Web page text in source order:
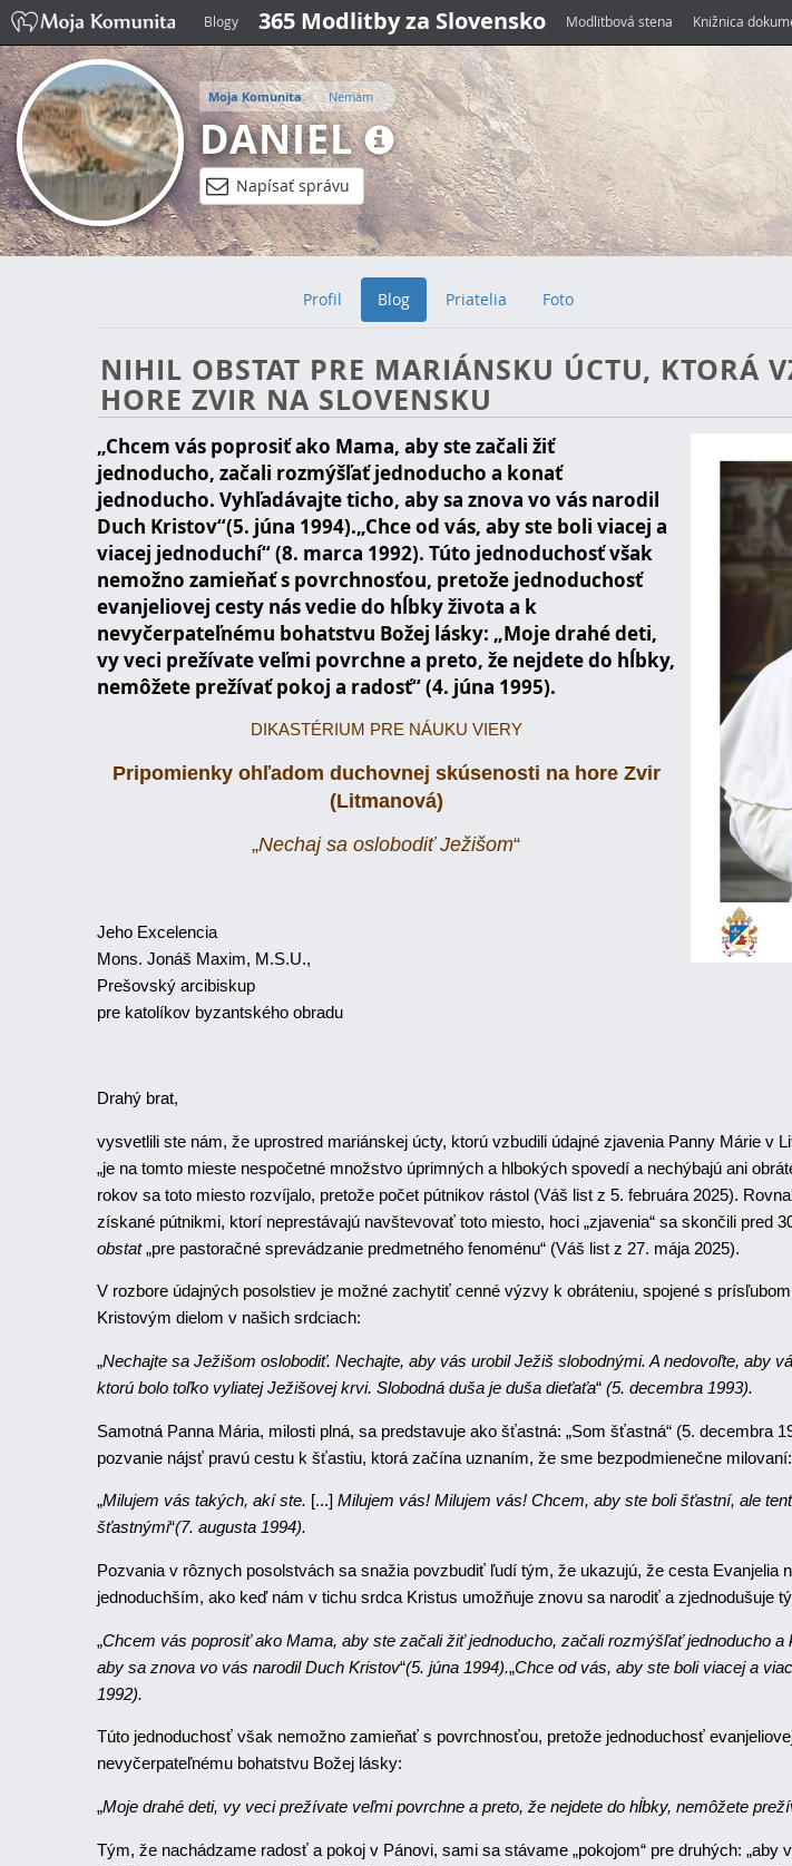
Blogy 365 Modlitby za Slovensko Modlitbová stena Knižnica
Moja Komunita Nemám
DANIEL
Napísať správu
Profil Blog Priatelia Foto
NIHIL OBSTAT PRE MARIÁNSKU ÚCTU, KTORÁ
HORE ZVIR NA SLOVENSKU
„Chcem vás poprosiť ako Mama, aby ste začali žiť
jednoducho, začali rozmýšľať jednoducho a konať
jednoducho. Vyhľadávajte ticho, aby sa znova vo vás narodil
Duch Kristov“(5. júna 1994).„Chce od vás, aby ste boli viacej a
viacej jednoduchí“ (8. marca 1992). Túto jednoduchosť však
nemožno zamieňať s povrchnosťou, pretože jednoduchosť
evanjeliovej cesty nás vedie do hĺbky života a k
nevyčerpateľnému bohatstvu Božej lásky: „Moje drahé deti,
vy veci prežívate veľmi povrchne a preto, že nejdete do hĺbky,
nemôžete prežívať pokoj a radosť“ (4. júna 1995).
DIKASTÉRIUM PRE NÁUKU VIERY
Pripomienky ohľadom duchovnej skúsenosti na hore Zvir
(Litmanová)
„Nechaj sa oslobodiť Ježišom“
Jeho Excelencia
Mons. Jonáš Maxim, M.S.U.,
Prešovský arcibiskup
pre katolíkov byzantského obradu
Drahý brat,
vysvetlili ste nám, že uprostred mariánskej úcty, ktorú vzbudili údajné zjavenia Panny Márie v
„je na tomto mieste nespočetné množstvo úprimných a hlbokých spovedí a nechýbajú ani
rokov sa toto miesto rozvíjalo, pretože počet pútnikov rástol (Váš list z 5. februára 2025).
získané pútnikmi, ktorí neprestávajú navštevovať toto miesto, hoci „zjavenia“ sa skončili pred
obstat„pre pastoračné sprevádzanie predmetného fenoménu“ (Váš list z 27. mája 2025).
V rozbore údajných posolstiev je možné zachytiť cenné výzvy k obráteniu, spojené s
Kristovým dielom v našich srdciach:
„Nechajte sa Ježišom oslobodiť. Nechajte, aby vás urobil Ježiš slobodnými. A nedovoľte, aby
ktorú bolo toľko vyliatej Ježišovej krvi. Slobodná duša je duša dieťaťa“ (5. decembra 1993).
Samotná Panna Mária, milosti plná, sa predstavuje ako šťastná: „Som šťastná“ (5. decembra
pozvanie nájsť pravú cestu k šťastiu, ktorá začína uznaním, že sme bezpodmienečne milovaní:
„Milujem vás takých, akí ste. [...] Milujem vás! Milujem vás! Chcem, aby ste boli šťastní, ale
šťastnými“(7. augusta 1994).
Pozvania v rôznych posolstvách sa snažia povzbudiť ľudí tým, že ukazujú, že cesta Evanjelia
jednoduchším, ako keď nám v tichu srdca Kristus umožňuje znovu sa narodiť a zjednodušuje
„Chcem vás poprosiť ako Mama, aby ste začali žiť jednoducho, začali rozmýšľať jednoducho a
aby sa znova vo vás narodil Duch Kristov“(5. júna 1994).„Chce od vás, aby ste boli viacej a
1992).
Túto jednoduchosť však nemožno zamieňať s povrchnosťou, pretože jednoduchosť
nevyčerpateľnému bohatstvu Božej lásky:
„Moje drahé deti, vy veci prežívate veľmi povrchne a preto, že nejdete do hĺbky, nemôžete
Tým, že nachádzame radosť a pokoj v Pánovi, sami sa stávame „pokojom“ pre druhých: „aby